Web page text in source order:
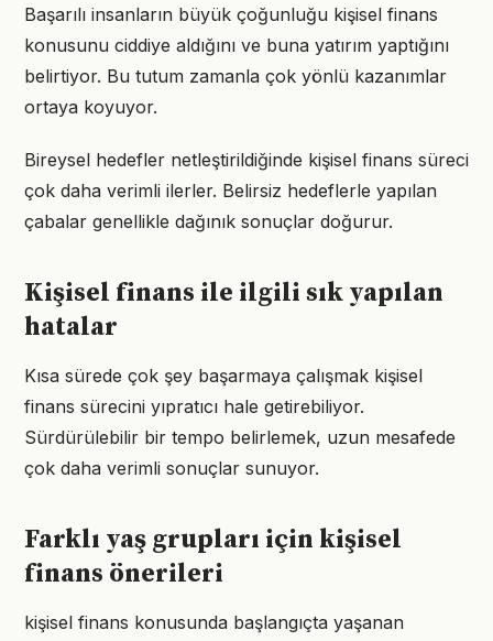
Başarılı insanların büyük çoğunluğu kişisel finans
konusunu ciddiye aldığını ve buna yatırım yaptığını
belirtiyor. Bu tutum zamanla çok yönlü kazanımlar
ortaya koyuyor.
Bireysel hedefler netleştirildiğinde kişisel finans süreci
çok daha verimli ilerler. Belirsiz hedeflerle yapılan
çabalar genellikle dağınık sonuçlar doğurur.
Kişisel finans ile ilgili sık yapılan
hatalar
Kısa sürede çok şey başarmaya çalışmak kişisel
finans sürecini yıpratıcı hale getirebiliyor.
Sürdürülebilir bir tempo belirlemek, uzun mesafede
çok daha verimli sonuçlar sunuyor.
Farklı yaş grupları için kişisel
finans önerileri
kişisel finans konusunda başlangıçta yaşanan